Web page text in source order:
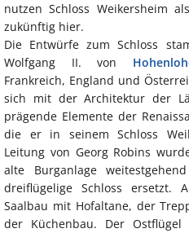
nutzen Schloss Weikersheim
zukünftig hier.
Die Entwürfe zum Schloss
Wolfgang II. von
Frankreich, England und
sich mit der Architektur der
prägende Elemente der
die er in seinem Schloss
Leitung von Georg Robins
alte Burganlage
dreiflügelige Schloss ersetzt.
Saalbau mit Hofaltane, der
der Küchenbau. Der